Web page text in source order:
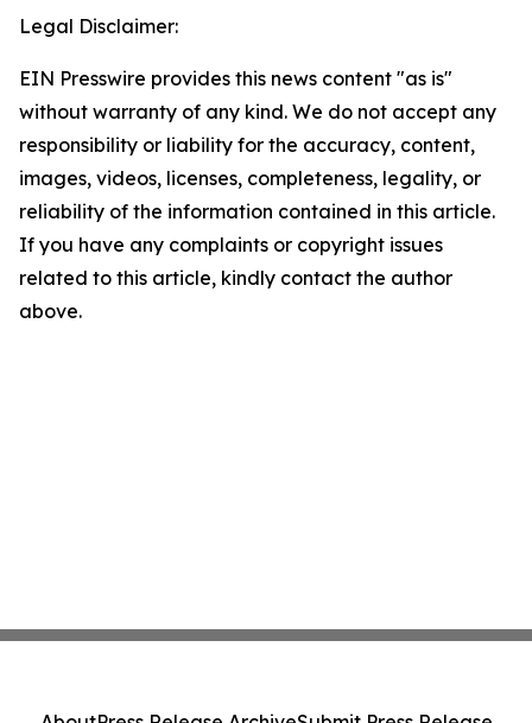
Legal Disclaimer:
EIN Presswire provides this news content "as is"
without warranty of any kind. We do not accept any
responsibility or liability for the accuracy, content,
images, videos, licenses, completeness, legality, or
reliability of the information contained in this article.
If you have any complaints or copyright issues
related to this article, kindly contact the author
above.